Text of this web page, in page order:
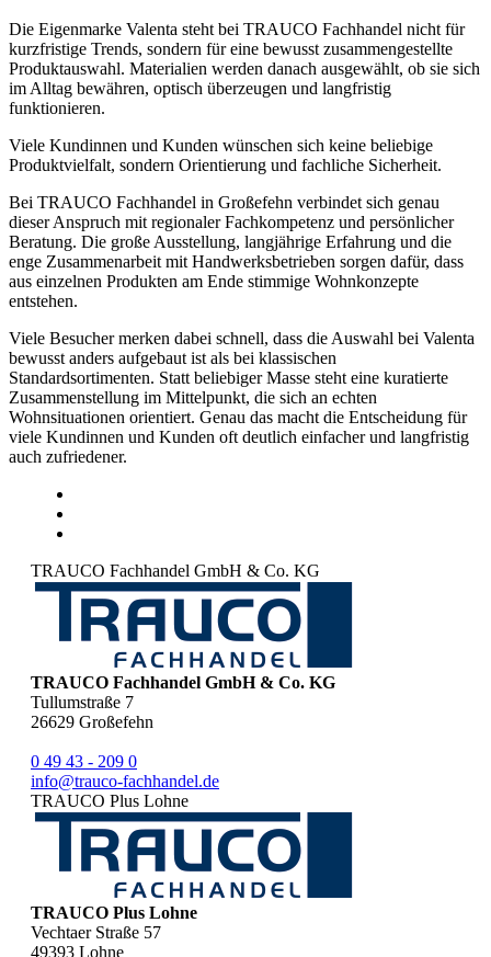
Die Eigenmarke Valenta steht bei TRAUCO Fachhandel nicht für
kurzfristige Trends, sondern für eine bewusst zusammengestellte
Produktauswahl. Materialien werden danach ausgewählt, ob sie sich
im Alltag bewähren, optisch überzeugen und langfristig
funktionieren.
Viele Kundinnen und Kunden wünschen sich keine beliebige
Produktvielfalt, sondern Orientierung und fachliche Sicherheit.
Bei TRAUCO Fachhandel in Großefehn verbindet sich genau
dieser Anspruch mit regionaler Fachkompetenz und persönlicher
Beratung. Die große Ausstellung, langjährige Erfahrung und die
enge Zusammenarbeit mit Handwerksbetrieben sorgen dafür, dass
aus einzelnen Produkten am Ende stimmige Wohnkonzepte
entstehen.
Viele Besucher merken dabei schnell, dass die Auswahl bei Valenta
bewusst anders aufgebaut ist als bei klassischen
Standardsortimenten. Statt beliebiger Masse steht eine kuratierte
Zusammenstellung im Mittelpunkt, die sich an echten
Wohnsituationen orientiert. Genau das macht die Entscheidung für
viele Kundinnen und Kunden oft deutlich einfacher und langfristig
auch zufriedener.
TRAUCO Fachhandel GmbH & Co. KG
TRAUCO Fachhandel GmbH & Co. KG
Tullumstraße 7
26629 Großefehn
0 49 43 - 209 0
info@trauco-fachhandel.de
TRAUCO Plus Lohne
TRAUCO Plus Lohne
Vechtaer Straße 57
49393 Lohne